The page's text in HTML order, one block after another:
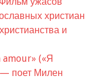
христиан
и
amour» («Я
поет Милен